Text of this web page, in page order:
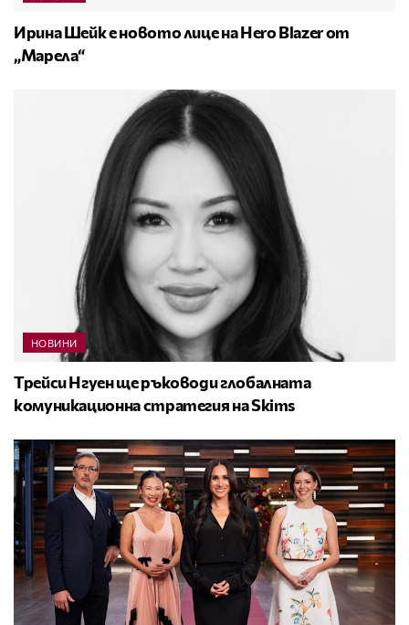
Ирина Шейк е новото лице на Hero Blazer от
„Марела“
НОВИНИ
Трейси Нгуен ще ръководи глобалната
комуникационна стратегия на Skims